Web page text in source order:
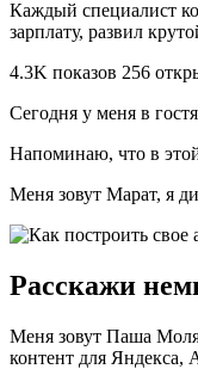
Каждый специалист
зарплату, развил
4.3K показов 256
Сегодня у меня в
Напоминаю, что в
Меня зовут Марат, я
Расскажи
Меня зовут Паша
контент для Яндекса,